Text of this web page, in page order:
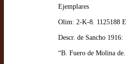
Ejemplares
Olim: 2-K-8. 1125188
Descr. de Sancho 1916:
“B. Fuero de Molina de.